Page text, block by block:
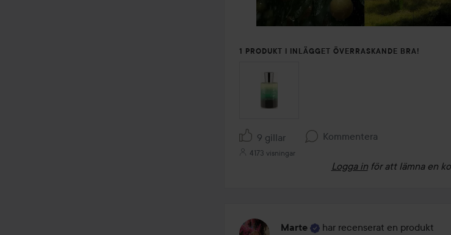
1 PRODUKT I INLÄGGET ÖVERRASKANDE BRA!
9 gillar Kommentera
4173 visningar
Logga in för att lämna en
Marte
har recenserat en produkt